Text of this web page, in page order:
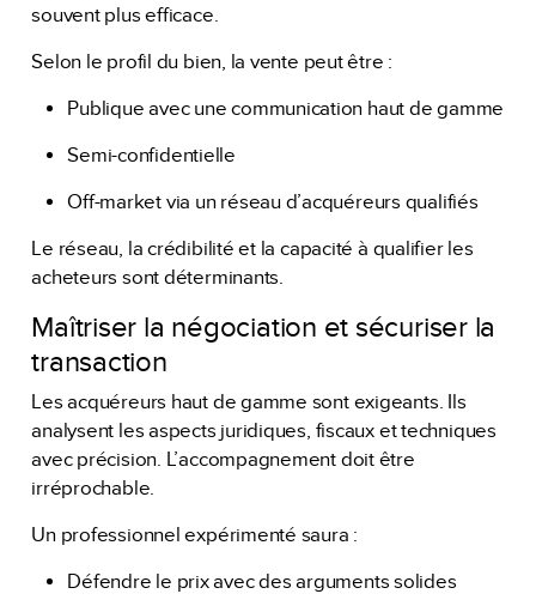
souvent plus efficace.
Selon le profil du bien, la vente peut être :
Publique avec une communication haut de gamme
Semi-confidentielle
Off-market via un réseau d’acquéreurs qualifiés
Le réseau, la crédibilité et la capacité à qualifier les
acheteurs sont déterminants.
Maîtriser la négociation et sécuriser la
transaction
Les acquéreurs haut de gamme sont exigeants. Ils
analysent les aspects juridiques, fiscaux et techniques
avec précision. L’accompagnement doit être
irréprochable.
Un professionnel expérimenté saura :
Défendre le prix avec des arguments solides